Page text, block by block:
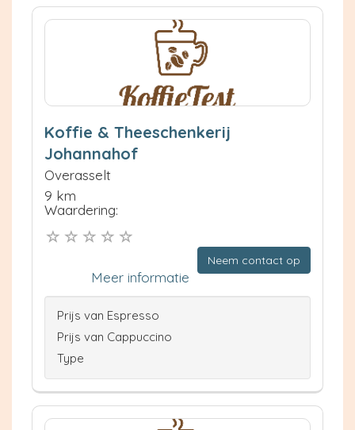
Koffie & Theeschenkerij
Johannahof
Overasselt
9 km
Waardering:
Neem contact op
Meer informatie
Prijs van Espresso
Prijs van Cappuccino
Type